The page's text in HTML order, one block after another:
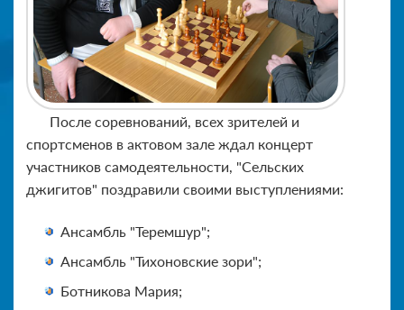
После соревнований, всех зрителей и
спортсменов в актовом зале ждал концерт
участников самодеятельности, "Сельских
джигитов" поздравили своими выступлениями:
Ансамбль "Теремшур";
Ансамбль "Тихоновские зори";
Ботникова Мария;